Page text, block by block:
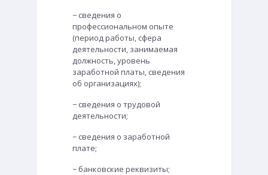
− сведения о
профессиональном опыте
(период работы, сфера
деятельности, занимаемая
должность, уровень
заработной платы, сведения
об организациях);
− сведения о трудовой
деятельности;
− сведения о заработной
плате;
− банковские реквизиты;